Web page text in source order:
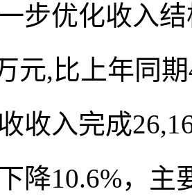
步优化收入
元,比上年同
收入完成
降10.6%，主